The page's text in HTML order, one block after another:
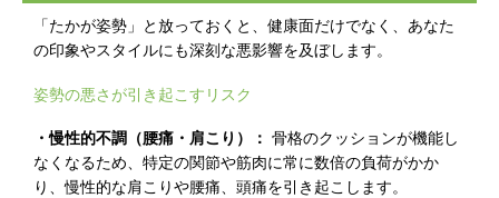
「たかが姿勢」と放っておくと、健康面だけでなく、あなた
の印象やスタイルにも深刻な悪影響を及ぼします。
姿勢の悪さが引き起こすリスク
・慢性的不調（腰痛・肩こり）： 骨格のクッションが機能し
なくなるため、特定の関節や筋肉に常に数倍の負荷がかか
り、慢性的な肩こりや腰痛、頭痛を引き起こします。